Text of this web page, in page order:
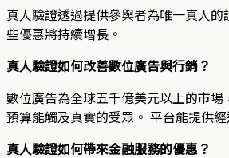
真人驗證透過提供參與者為唯一真人
些優惠將持續增長。
真人驗證如何改善數位廣告與行銷？
數位廣告為全球五千億美元以上的市
預算能觸及真實的受眾。 平台能提供
真人驗證如何帶來金融服務的優惠？